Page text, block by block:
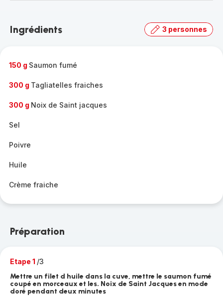
gamme
Ingrédients 3 personnes
150 g Saumon fumé
300 g Tagliatelles fraiches
300 g Noix de Saint jacques
Sel
Poivre
Huile
Crème fraiche
Préparation
Etape 1 /3
Mettre un filet d huile dans la cuve, mettre le saumon fumé
coupé en morceaux et les. Noix de Saint Jacques en mode
doré pendant deux minutes